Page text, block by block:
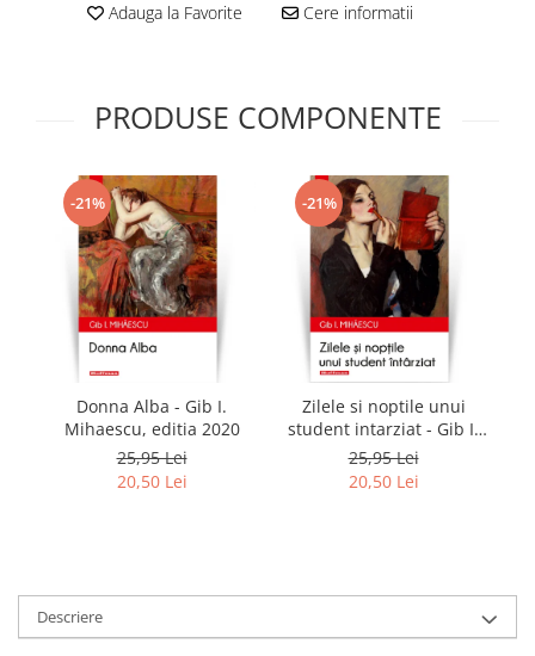
Adauga la Favorite Cere informatii
PRODUSE COMPONENTE
-21%
Donna Alba - Gib I.
Mihaescu, editia 2020
25,95 Lei
20,50 Lei
-21%
Zilele si noptile unui
student intarziat - Gib I.
Mihaescu, editia 2020
25,95 Lei
20,50 Lei
Descriere